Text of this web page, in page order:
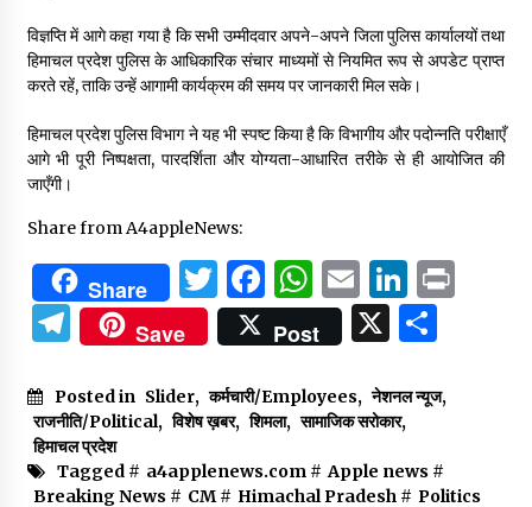
विज्ञप्ति में आगे कहा गया है कि सभी उम्मीदवार अपने-अपने जिला पुलिस कार्यालयों तथा
हिमाचल प्रदेश पुलिस के आधिकारिक संचार माध्यमों से नियमित रूप से अपडेट प्राप्त
करते रहें, ताकि उन्हें आगामी कार्यक्रम की समय पर जानकारी मिल सके।
हिमाचल प्रदेश पुलिस विभाग ने यह भी स्पष्ट किया है कि विभागीय और पदोन्नति परीक्षाएँ
आगे भी पूरी निष्पक्षता, पारदर्शिता और योग्यता-आधारित तरीके से ही आयोजित की
जाएँगी।
Share from A4appleNews:
Share Twitter
Facebook
WhatsApp
Email
Telegram
Save Post X
Posted in Slider, कर्मचारी/Employees, नेशनल न्यूज,
राजनीति/Political, विशेष ख़बर, शिमला, सामाजिक सरोकार,
हिमाचल प्रदेश
Tagged # a4applenews.com# Apple news #
Breaking News # CM# Himachal Pradesh# Politics